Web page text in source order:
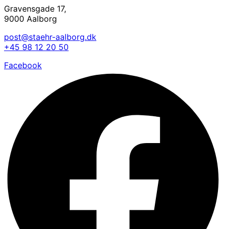
Gravensgade 17,
9000 Aalborg
post@staehr-aalborg.dk
+45 98 12 20 50
Facebook